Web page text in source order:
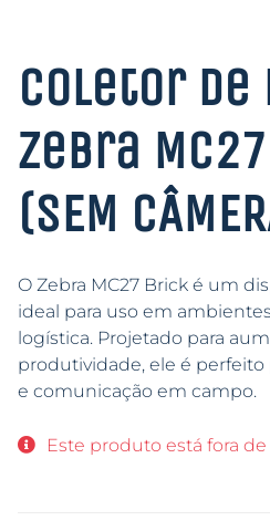
Coletor de
Zebra
(SEM
O Zebra MC27 Brick é um
ideal para uso em
logística. Projetado para
produtividade, ele é perfeito
e comunicação em campo.
Este produto está fora